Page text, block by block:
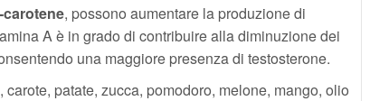
carotene, possono aumentare la produzione di
A è in grado di contribuire alla diminuzione dei
una maggiore presenza di testosterone.
patate, zucca, pomodoro, melone, mango, olio